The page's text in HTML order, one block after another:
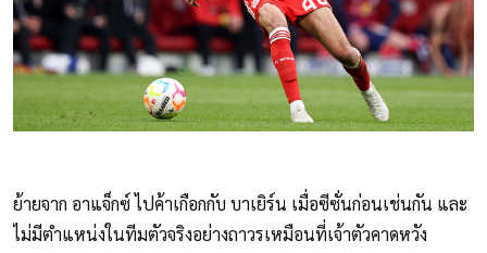
ย้ายจาก อาแจ็กซ์ ไปค้าเกือกกับ บาเยิร์น เมื่อซีซั่นก่อนเช่นกัน และ
ไม่มีตำแหน่งในทีมตัวจริงอย่างถาวรเหมือนที่เจ้าตัวคาดหวัง